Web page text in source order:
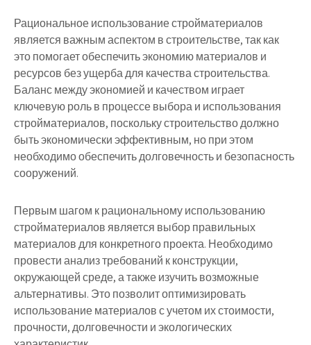
Рациональное использование стройматериалов
является важным аспектом в строительстве, так как
это помогает обеспечить экономию материалов и
ресурсов без ущерба для качества строительства.
Баланс между экономией и качеством играет
ключевую роль в процессе выбора и использования
стройматериалов, поскольку строительство должно
быть экономически эффективным, но при этом
необходимо обеспечить долговечность и безопасность
сооружений.
Первым шагом к рациональному использованию
стройматериалов является выбор правильных
материалов для конкретного проекта. Необходимо
провести анализ требований к конструкции,
окружающей среде, а также изучить возможные
альтернативы. Это позволит оптимизировать
использование материалов с учетом их стоимости,
прочности, долговечности и экологических